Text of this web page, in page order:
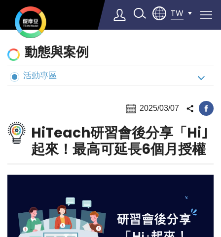
TW
▼
態
與
案
動態與案例
活動專區
2025/03/07
HiTeach研習會後分享「Hi｣
起來！最高可延長6個月授權